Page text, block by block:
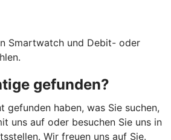
Smartwatch und Debit- oder
gefunden?
gefunden haben, was Sie suchen,
uns auf oder besuchen Sie uns in
Wir freuen uns auf Sie.